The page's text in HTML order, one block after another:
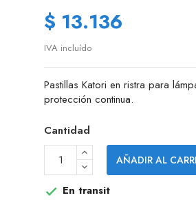
$ 13.136
IVA incluído
Pastillas Katori en ristra para
protección continua.
Cantidad
AÑADIR AL
 En transit